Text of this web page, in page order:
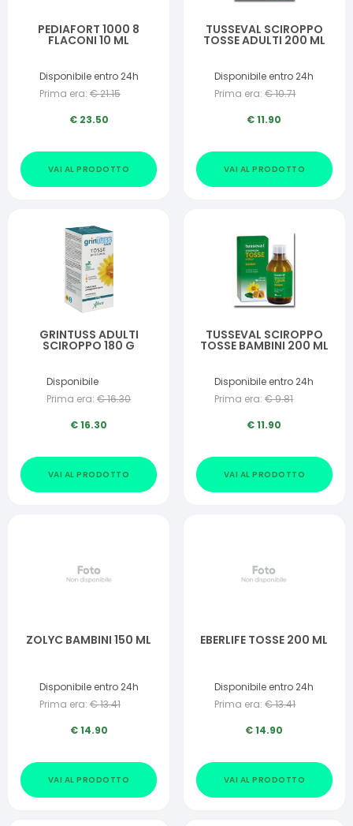
PEDIAFORT 1000 8
FLACONI 10 ML
Disponibile entro 24h
Prima era: €21.15
€ 23.50
VAI AL PRODOTTO
TUSSEVAL SCIROPPO
TOSSE ADULTI 200 ML
Disponibile entro 24h
Prima era: €10.71
€11.90
VAI AL PRODOTTO
GRINTUSS ADULTI
SCIROPPO 180 G
Disponibile
Prima era: €16.30
€16.30
VAI AL PRODOTTO
TUSSEVAL SCIROPPO
TOSSE BAMBINI 200 ML
Disponibile entro 24h
Prima era: €9.81
€11.90
VAI AL PRODOTTO
ZOLYC BAMBINI 150 ML
Disponibile entro 24h
Prima era: €13.41
€14.90
VAI AL PRODOTTO
EBERLIFE TOSSE 200 ML
Disponibile entro 24h
Prima era: €13.41
€14.90
VAI AL PRODOTTO